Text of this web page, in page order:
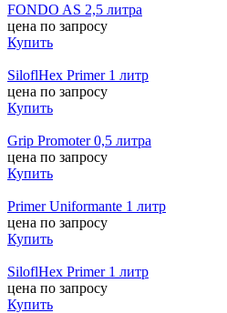
FONDO AS 2,5 литра
цена по запросу
Купить
SiloflHex Primer 1 литр
цена по запросу
Купить
Grip Promoter 0,5 литра
цена по запросу
Купить
Primer Uniformante 1 литр
цена по запросу
Купить
SiloflHex Primer 1 литр
цена по запросу
Купить